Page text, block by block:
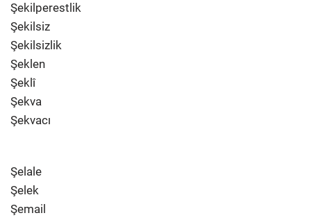
Şekilperestlik
Şekilsiz
Şekilsizlik
Şeklen
Şeklî
Şekva
Şekvacı
Şelale
Şelek
Şemail